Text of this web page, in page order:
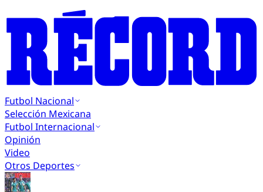
Futbol Nacional
Selección Mexicana
Futbol Internacional
Opinión
Video
Otros Deportes